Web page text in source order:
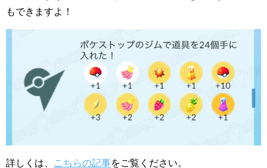
もできますよ！
詳しくは、 こちらの記事をご覧ください。